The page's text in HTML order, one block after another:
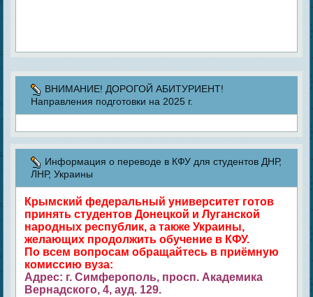
ВНИМАНИЕ! ДОРОГОЙ АБИТУРИЕНТ!
Направления подготовки на 2025 г.
Информация о переводе в КФУ для студентов ДНР,
ЛНР, Украины
Крымский федеральный университет готов
принять студентов Донецкой и Луганской
народных республик, а также Украины,
желающих продолжить обучение в КФУ.
По всем вопросам обращайтесь в приёмную
комиссию вуза:
Адрес: г. Симферополь, просп. Академика
Вернадского, 4, ауд. 129.